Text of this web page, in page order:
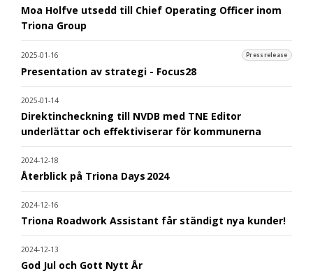
Moa Holfve utsedd till Chief Operating Officer inom
Triona Group
2025-01-16 Pressrelease
Presentation av strategi - Focus28
2025-01-14
Direktincheckning till NVDB med TNE Editor
underlättar och effektiviserar för kommunerna
2024-12-18
Återblick på Triona Days 2024
2024-12-16
Triona Roadwork Assistant får ständigt nya kunder!
2024-12-13
God Jul och Gott Nytt År